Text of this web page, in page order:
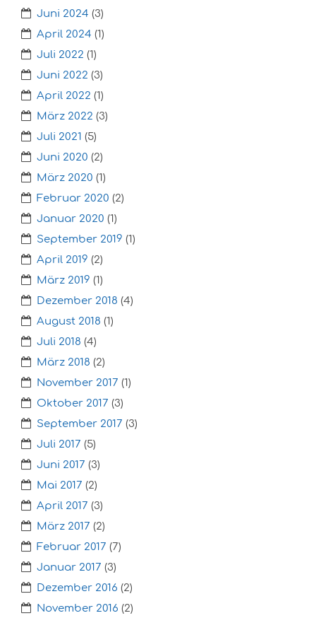
Juni 2024 (3)
April 2024 (1)
Juli 2022 (1)
Juni 2022 (3)
April 2022 (1)
März 2022 (3)
Juli 2021 (5)
Juni 2020 (2)
März 2020 (1)
Februar 2020 (2)
Januar 2020 (1)
September 2019 (1)
April 2019 (2)
März 2019 (1)
Dezember 2018 (4)
August 2018 (1)
Juli 2018 (4)
März 2018 (2)
November 2017 (1)
Oktober 2017 (3)
September 2017 (3)
Juli 2017 (5)
Juni 2017 (3)
Mai 2017 (2)
April 2017 (3)
März 2017 (2)
Februar 2017 (7)
Januar 2017 (3)
Dezember 2016 (2)
November 2016 (2)